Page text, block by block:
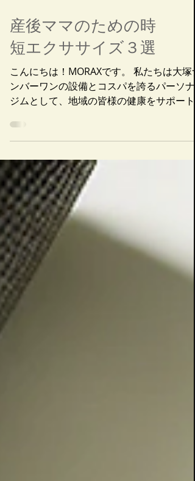
産後ママのための時
短エクササイズ３選
こんにちは！MORAXです。 私たちは大塚ナ
ジムとして、地域の皆様の健康をサポート
ております。 本日は、育児に家事、慣れな
い生活でなかなか自分の時間が取れない産
ママに向けた記事です。 そんな忙しいあな
たでも、１日たった ５分...